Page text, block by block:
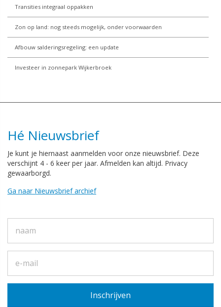
Transities integraal oppakken
Zon op land: nog steeds mogelijk, onder voorwaarden
Afbouw salderingsregeling: een update
Investeer in zonnepark Wijkerbroek
Hé Nieuwsbrief
Je kunt je hiernaast aanmelden voor onze nieuwsbrief. Deze
verschijnt 4 - 6 keer per jaar. Afmelden kan altijd. Privacy
gewaarborgd.
Ga naar Nieuwsbrief archief